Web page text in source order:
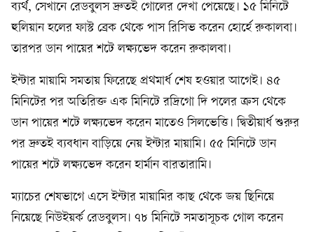
ব্যর্থ, সেখানে রেডবুলস দ্রুতই গোলের দেখা পেয়েছে। ১৫ মিনিটে
হুলিয়ান হলের ফাস্ট ব্রেক থেকে পাস রিসিভ করেন হোর্হে রুকালবা।
তারপর ডান পায়ের শটে লক্ষ্যভেদ করেন রুকালবা।
ইন্টার মায়ামি সমতায় ফিরেছে প্রথমার্ধ শেষ হওয়ার আগেই। ৪৫
মিনিটের পর অতিরিক্ত এক মিনিটে রদ্রিগো দি পলের ক্রস থেকে
ডান পায়ের শটে লক্ষ্যভেদ করেন মাতেও সিলভেত্তি। দ্বিতীয়ার্ধ শুরুর
পর দ্রুতই ব্যবধান বাড়িয়ে নেয় ইন্টার মায়ামি। ৫৫ মিনিটে ডান
পায়ের শটে লক্ষ্যভেদ করেন হার্মান বারতারামি।
ম্যাচের শেষভাগে এসে ইন্টার মায়ামির কাছ থেকে জয় ছিনিয়ে
নিয়েছে নিউইয়র্ক রেডবুলস। ৭৮ মিনিটে সমতাসূচক গোল করেন